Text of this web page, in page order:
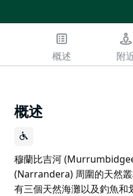
概述 附
概述
穆蘭比吉河
(Narrandera) 周圍的天然
有三個天然海灘以及釣魚和